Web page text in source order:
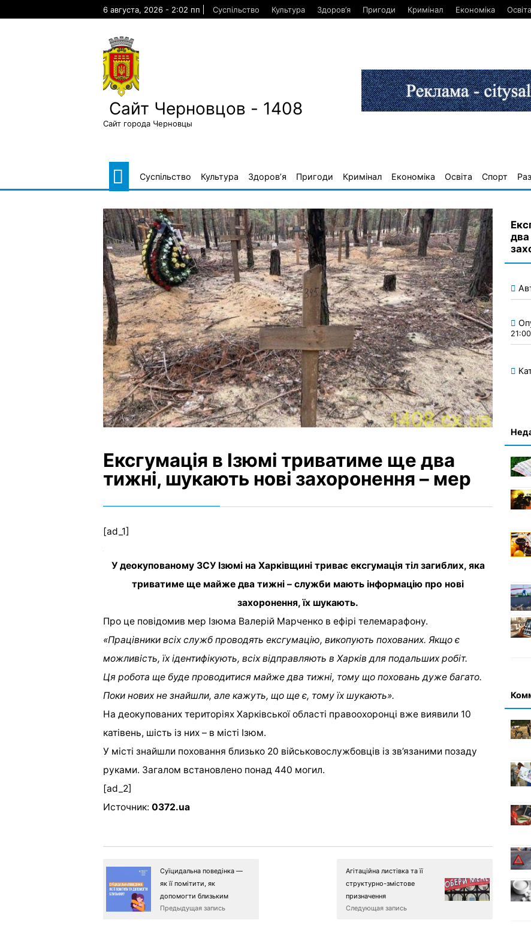
6 августа, 2026 - 2:02 пп Суспільство Культура Здоров’я Пригоди Кримінал Економіка Освіта
Сайт Черновцов - 1408
Сайт города Черновцы
Суспільство Культура Здоров’я Пригоди Кримінал Економіка Освіта Спорт
Ексгумація в Ізюмі триватиме ще два
тижні, шукають нові захоронення – мер
[ad_1]
У деокупованому ЗСУ Ізюмі на Харківщині триває ексгумація тіл загиблих, яка
триватиме ще майже два тижні – служби мають інформацію про нові
захоронення, їх шукають.
Про це повідомив мер Ізюма Валерій Марченко в ефірі телемарафону.
«Працівники всіх служб проводять ексгумацію, викопують похованих. Якщо є
можливість, їх ідентифікують, всіх відправляють в Харків для подальших робіт.
Ця робота ще буде проводитися майже два тижні, тому що поховань дуже багато.
Поки нових не знайшли, але кажуть, що ще є, тому їх шукають».
На деокупованих територіях Харківської області правоохоронці вже виявили 10
катівень, шість із них – в місті Ізюм.
У місті знайшли поховання близько 20 військовослужбовців із зв’язаними позаду
руками. Загалом встановлено понад 440 могил.
[ad_2]
Источник: 0372.ua
Суїцидальна поведінка —
як її помітити, як
допомогти близьким
Предыдущая запись
Агітаційна листівка та її
структурно-змістове
призначення
Следующая запись
два
21:00